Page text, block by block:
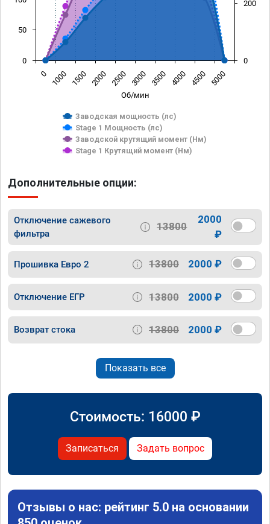
Об/мин
Заводская мощность (лс)
Stage 1 Мощность (лс)
Заводской крутящий момент (Нм)
Stage 1 Крутящий момент (Нм)
0 1000 1500 2000 2500 3000 3500 4000 4500 5000
0
50
0
200
Дополнительные опции:
Отключение сажевого
фильтра
13800
2000
₽
Прошивка Евро 2 13800 2000 ₽
Отключение ЕГР 13800 2000 ₽
Возврат стока 13800 2000 ₽
Показать все
Стоимость: 16000 ₽
Записаться Задать вопрос
Отзывы о нас: рейтинг 5.0 на основании